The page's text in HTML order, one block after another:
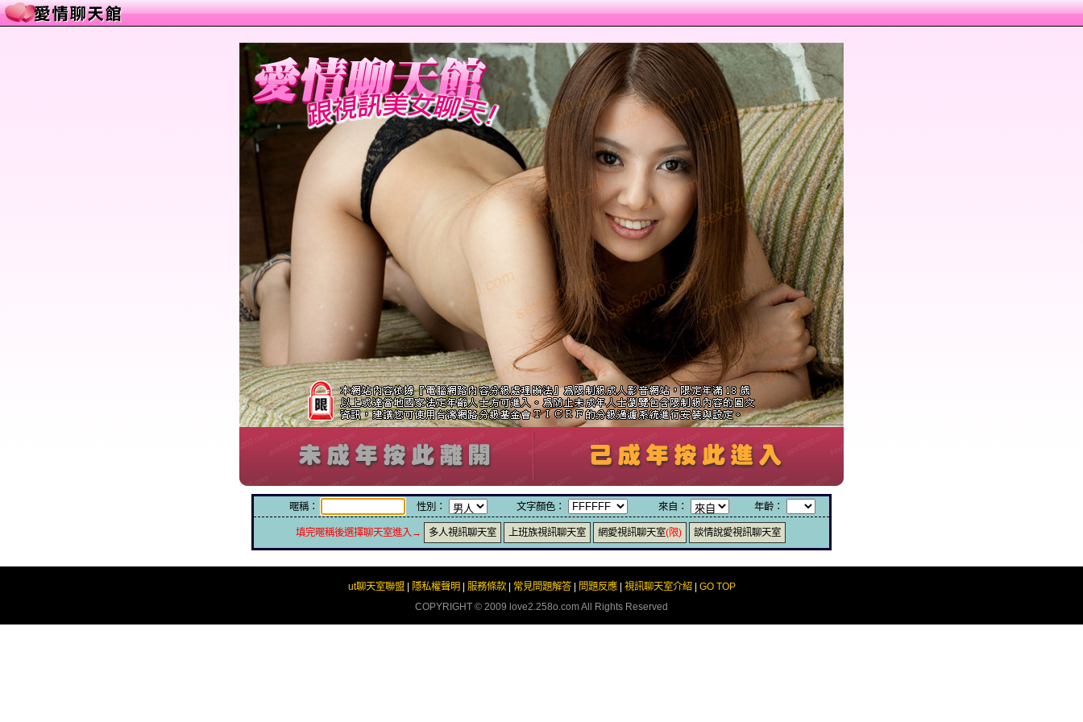
暱稱： 性別： 文字顏色： 來自： 年齡：
填完暱稱後選擇聊天室進入→ 多人視訊聊天室 上班族視訊聊天室 網愛視訊聊天室(限) 談情說愛視訊聊天室
ut聊天室聯盟| 隱私權聲明 服務條款| 常見問題解答| 問題反應| 視訊聊天室介紹| GO TOP
COPYRIGHT © 2009 love2.258o.comAll Rights Reserved